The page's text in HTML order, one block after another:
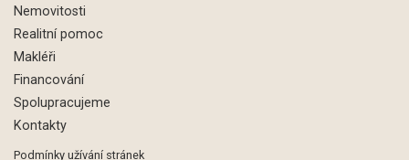
Nemovitosti
Realitní pomoc
Makléři
Financování
Spolupracujeme
Kontakty
Podmínky užívání stránek